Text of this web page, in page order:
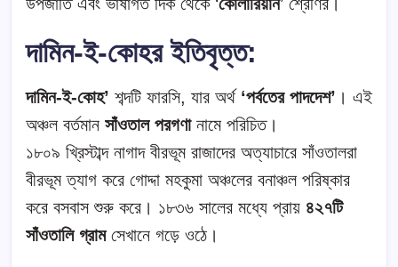
দামিন-ই-কোহর ইতিবৃত্ত:
দামিন-ই-কোহ’ শব্দটি ফারসি, যার অর্থ ‘পর্বতের পাদদেশ’ । এই
অঞ্চল বর্তমান সাঁওতাল পরগণানামে পরিচিত।
১৮০৯ খ্রিস্টাব্দ নাগাদ বীরভূম রাজাদের অত্যাচারে সাঁওতালরা
বীরভূম ত্যাগ করে গোদ্দা মহকুমা অঞ্চলের বনাঞ্চল পরিষ্কার
করে বসবাস শুরু করে। ১৮৩৬ সালের মধ্যে প্রায় ৪২৭টি
সাঁওতালি গ্রামসেখানে গড়ে ওঠে।